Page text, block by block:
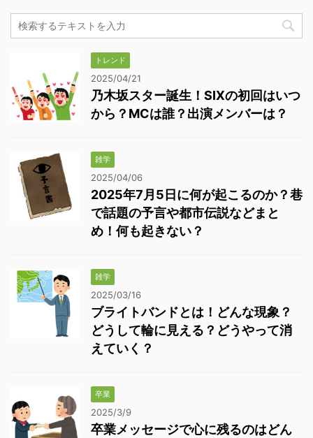
トレンド
2025/04/21
乃木坂スター誕生！SIXの初回はいつ
から？MCは誰？出演メンバーは？
雑学
2025/04/06
2025年7月5日に何が起こるのか？巷
で話題の予言や都市伝説などまと
め！何も起きない？
雑学
2025/03/16
ブライトバンドとは！どんな現象？
どうして輪に見える？どうやって消
えていく？
卒業
2025/3/9
卒業メッセージで心に残るのはどん